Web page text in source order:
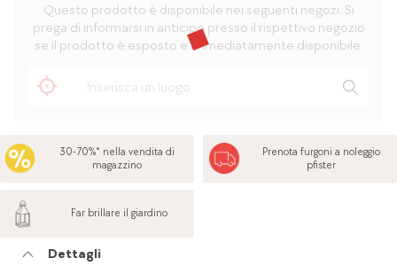
Questo prodotto è disponibile nei seguenti negozi. Si
prega di informarsi in anticipo presso il rispettivo negozio
se il prodotto è esposto e immediatamente disponibile.
30-70%* nella vendita di
magazzino
Prenota furgoni a noleggio
pfister
Far brillare il giardino
Dettagli